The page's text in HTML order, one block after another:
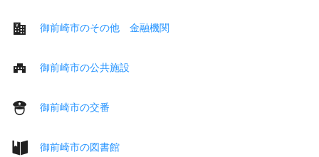
御前崎市のその他 金融機関
御前崎市の公共施設
御前崎市の交番
御前崎市の図書館